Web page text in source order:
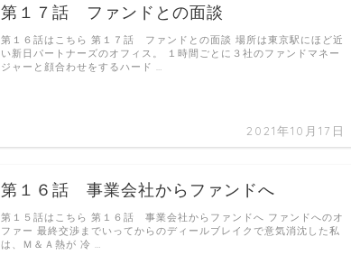
第１７話 ファンドとの面談
2021年10月17日
第１６話はこちら 第１７話 ファンドとの面談 場所は東京駅にほど近
い新日パートナーズのオフィス。 １時間ごとに３社のファンドマネー
ジャーと顔合わせをするハード …
第１６話 事業会社からファンドへ
第１５話はこちら 第１６話 事業会社からファンドへ ファンドへのオ
ファー 最終交渉までいってからのディールブレイクで意気消沈した私
は、Ｍ＆Ａ熱が 冷 …